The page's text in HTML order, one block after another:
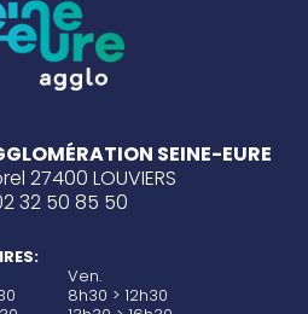
SEINE-EURE
27400 LOUVIERS
32 50 85 50
Ven.
8h30 > 12h30